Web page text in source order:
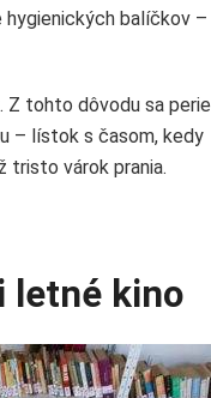
hygienických balíčkov –
tohto dôvodu sa perie
– lístok s časom, kedy
tristo várok prania.
letné kino